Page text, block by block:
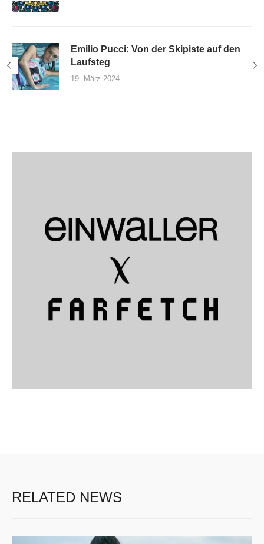
Emilio Pucci: Von der Skipiste auf den
Laufsteg
19. März 2024
RELATED NEWS